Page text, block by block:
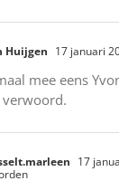
Huijgen 17 januari
mee eens
17